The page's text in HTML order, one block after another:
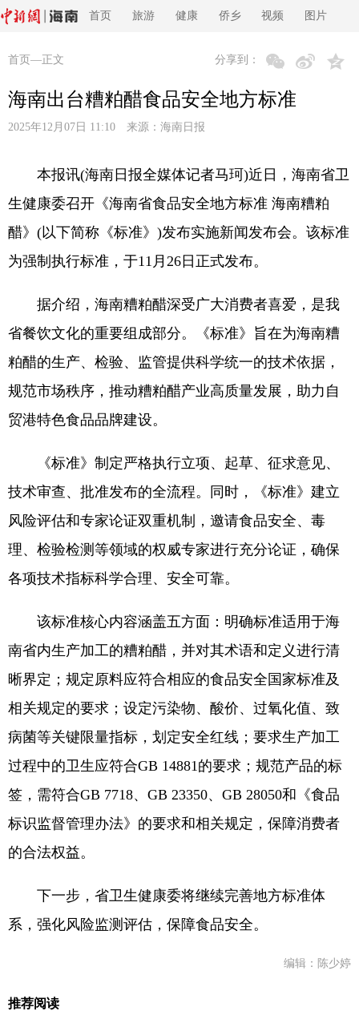
首页 旅游 健康 侨乡 视频 图片
首页 —正文 分享到：
海南出台糟粕醋食品安全地方标准
2025年12月07日 11:10 来源： 海南日报
本报讯(海南日报全媒体记者马珂)近日，海南省卫
生健康委召开《海南省食品安全地方标准 海南糟粕
醋》(以下简称《标准》)发布实施新闻发布会。该标准
为强制执行标准，于11月26日正式发布。
据介绍，海南糟粕醋深受广大消费者喜爱，是我
省餐饮文化的重要组成部分。《标准》旨在为海南糟
粕醋的生产、检验、监管提供科学统一的技术依据，
规范市场秩序，推动糟粕醋产业高质量发展，助力自
贸港特色食品品牌建设。
《标准》制定严格执行立项、起草、征求意见、
技术审查、批准发布的全流程。同时，《标准》建立
风险评估和专家论证双重机制，邀请食品安全、毒
理、检验检测等领域的权威专家进行充分论证，确保
各项技术指标科学合理、安全可靠。
该标准核心内容涵盖五方面：明确标准适用于海
南省内生产加工的糟粕醋，并对其术语和定义进行清
晰界定；规定原料应符合相应的食品安全国家标准及
相关规定的要求；设定污染物、酸价、过氧化值、致
病菌等关键限量指标，划定安全红线；要求生产加工
过程中的卫生应符合GB 14881的要求；规范产品的标
签，需符合GB 7718、GB 23350、GB 28050和《食品
标识监督管理办法》的要求和相关规定，保障消费者
的合法权益。
下一步，省卫生健康委将继续完善地方标准体
系，强化风险监测评估，保障食品安全。
编辑：陈少婷
推荐阅读